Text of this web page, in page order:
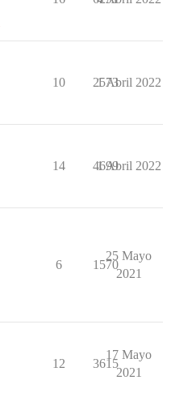
10 2573
1 Abril 2022
14 4699
1 Abril 2022
6 1570
25 Mayo
2021
12 3615
17 Mayo
2021